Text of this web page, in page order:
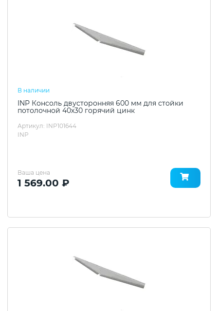
В наличии
INP Консоль двусторонняя 600 мм для стойки
потолочной 40х30 горячий цинк
Артикул: INP101644
INP
Ваша цена
1 569.00 ₽